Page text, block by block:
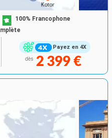
Payez en 4X
100% Francophone
dès 2 399 €